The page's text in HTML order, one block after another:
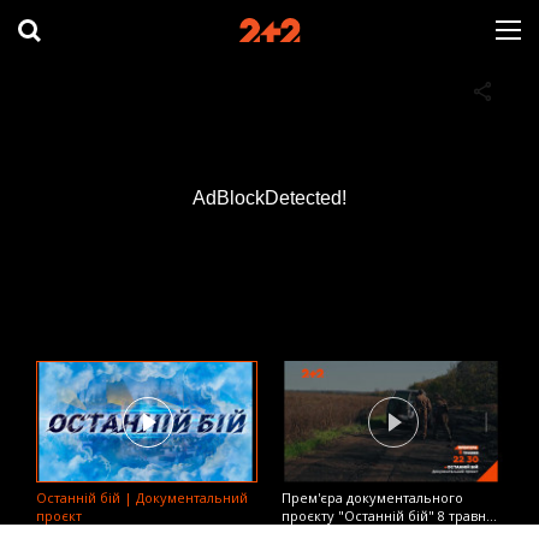
AdBlockDetected!
Останній бій | Документальний
проєкт
Прем'єра документального
проєкту "Останній бій" 8 травня